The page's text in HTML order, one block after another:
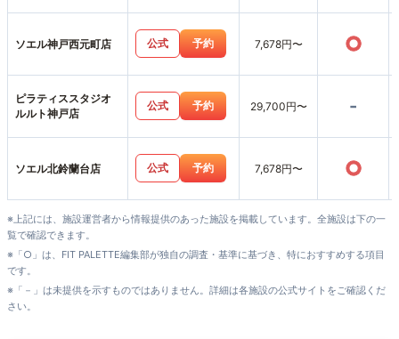
ソエル神戸西元町店 公式 予約 7,678円〜 ○
ピラティススタジオ
ルルト神戸店
公式 予約 29,700円〜 -
ソエル北鈴蘭台店 公式 予約 7,678円〜 ○
※上記には、施設運営者から情報提供のあった施設を掲載しています。全施設は下の一
覧で確認できます。
※「○」は、FIT PALETTE編集部が独自の調査・基準に基づき、特におすすめする項目
です。
※「－」は未提供を示すものではありません。詳細は各施設の公式サイトをご確認くだ
さい。